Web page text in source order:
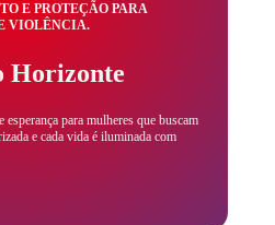
E PROTEÇÃO PARA
VIOLÊNCIA.
Horizonte
para mulheres que buscam
e cada vida é iluminada com